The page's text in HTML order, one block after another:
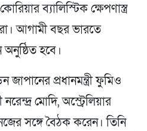
ব্যালিস্টিক ক্ষেপণাস্ত্র
আগামী বছর ভারতে
হবে।
জাপানের প্রধানমন্ত্রী ফুমিও
নরেন্দ্র মোদি, অস্ট্রেলিয়ার
সঙ্গে বৈঠক করেন। তিনি